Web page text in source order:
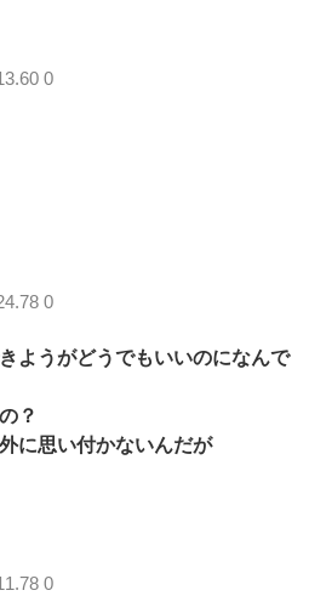
0
0
ようがどうでもいいのになんで
？
に思い付かないんだが
0